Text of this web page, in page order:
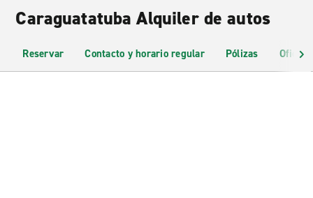
Caraguatatuba Alquiler de autos
Reservar Contacto y horario regular Pólizas